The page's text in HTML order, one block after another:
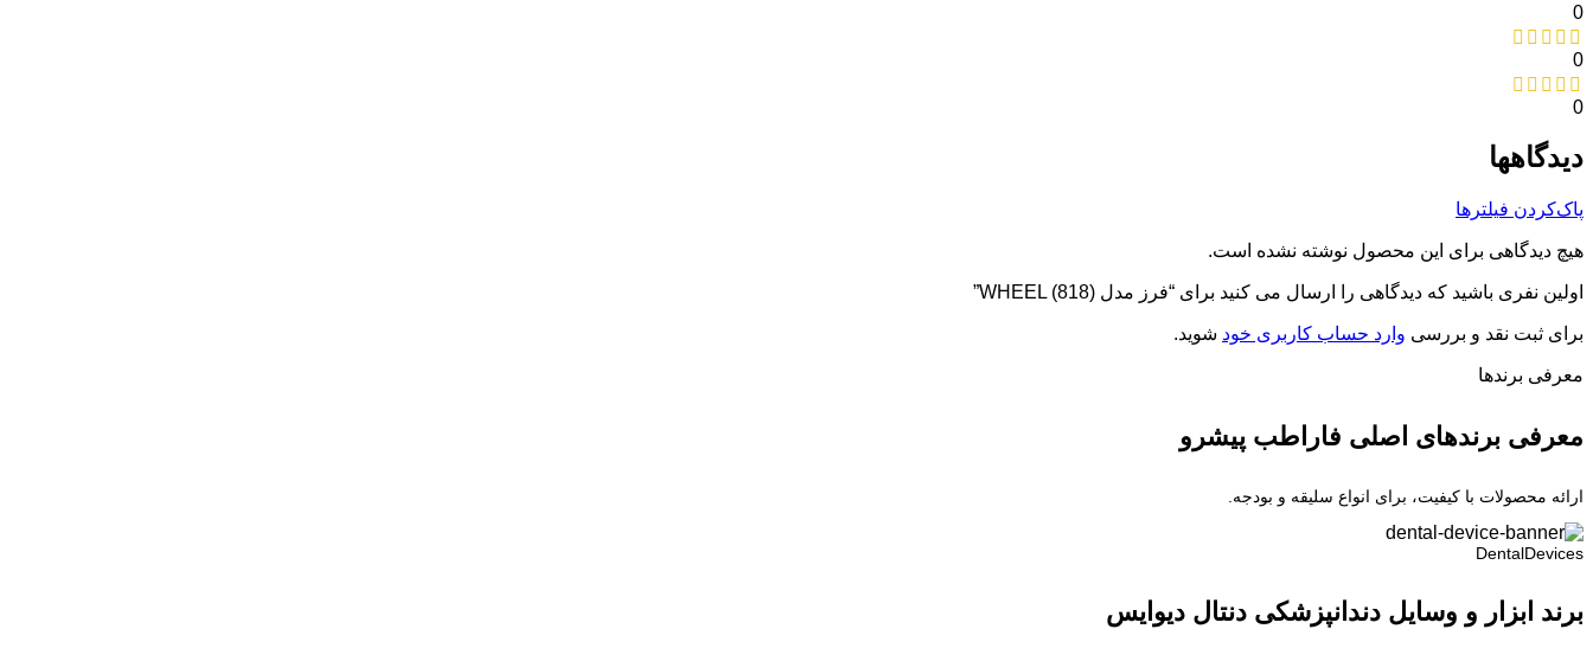
0
0
0
دیدگاهها
پاک‌کردن فیلترها
هیچ دیدگاهی برای این محصول نوشته نشده است.
اولین نفری باشید که دیدگاهی را ارسال می کنید برای “فرز مدل WHEEL (818)”
برای ثبت نقد و بررسی وارد حساب کاربری خود شوید.
معرفی برند‌ها
معرفی برندهای اصلی فاراطب پیشرو
ارائه محصولات با کیفیت، برای انواع سلیقه و بودجه.
DentalDevices
برند ابزار و وسایل دندانپزشکی دنتال دیوایس